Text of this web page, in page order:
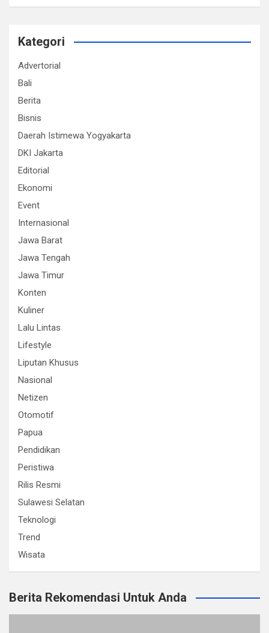
Kategori
Advertorial
Bali
Berita
Bisnis
Daerah Istimewa Yogyakarta
DKI Jakarta
Editorial
Ekonomi
Event
Internasional
Jawa Barat
Jawa Tengah
Jawa Timur
Konten
Kuliner
Lalu Lintas
Lifestyle
Liputan Khusus
Nasional
Netizen
Otomotif
Papua
Pendidikan
Peristiwa
Rilis Resmi
Sulawesi Selatan
Teknologi
Trend
Wisata
Berita Rekomendasi Untuk Anda